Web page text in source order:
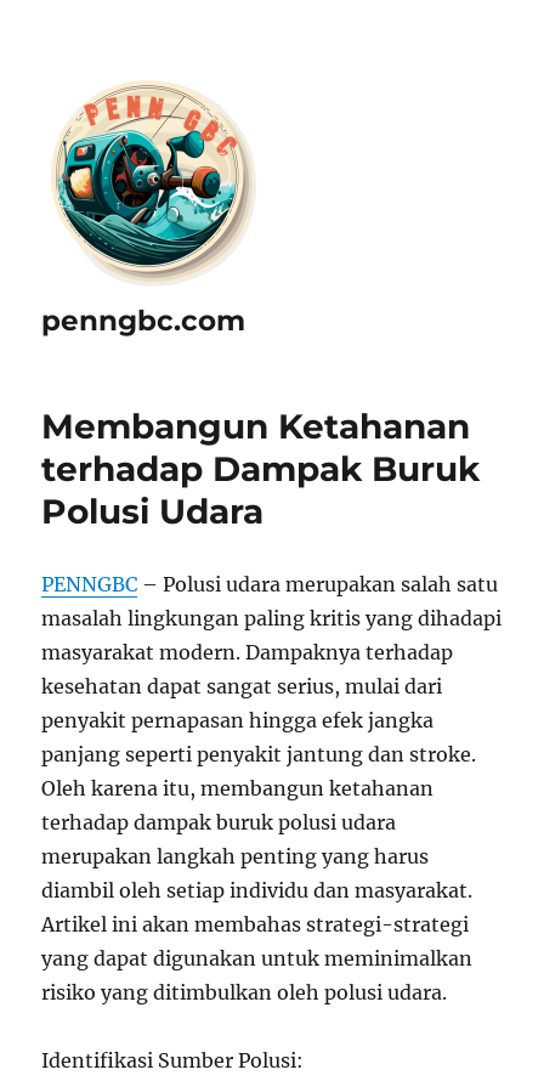
penngbc.com
Membangun Ketahanan
terhadap Dampak Buruk
Polusi Udara
PENNGBC – Polusi udara merupakan salah satu
masalah lingkungan paling kritis yang dihadapi
masyarakat modern. Dampaknya terhadap
kesehatan dapat sangat serius, mulai dari
penyakit pernapasan hingga efek jangka
panjang seperti penyakit jantung dan stroke.
Oleh karena itu, membangun ketahanan
terhadap dampak buruk polusi udara
merupakan langkah penting yang harus
diambil oleh setiap individu dan masyarakat.
Artikel ini akan membahas strategi-strategi
yang dapat digunakan untuk meminimalkan
risiko yang ditimbulkan oleh polusi udara.
Identifikasi Sumber Polusi: